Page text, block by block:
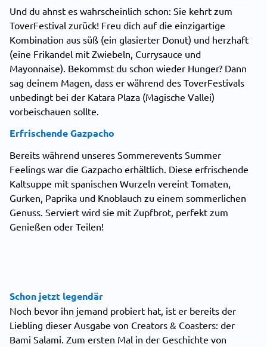
Und du ahnst es wahrscheinlich schon: Sie kehrt zum
ToverFestival zurück! Freu dich auf die einzigartige
Kombination aus süß (ein glasierter Donut) und herzhaft
(eine Frikandel mit Zwiebeln, Currysauce und
Mayonnaise). Bekommst du schon wieder Hunger? Dann
sag deinem Magen, dass er während des ToverFestivals
unbedingt bei der Katara Plaza (Magische Vallei)
vorbeischauen sollte.
Erfrischende Gazpacho
Bereits während unseres Sommerevents Summer
Feelings war die Gazpacho erhältlich. Diese erfrischende
Kaltsuppe mit spanischen Wurzeln vereint Tomaten,
Gurken, Paprika und Knoblauch zu einem sommerlichen
Genuss. Serviert wird sie mit Zupfbrot, perfekt zum
Genießen oder Teilen!
Schon jetzt legendär
Noch bevor ihn jemand probiert hat, ist er bereits der
Liebling dieser Ausgabe von Creators & Coasters: der
Bami Salami. Zum ersten Mal in der Geschichte von